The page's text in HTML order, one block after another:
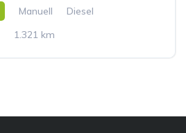
Manuell
Diesel
1.321 km